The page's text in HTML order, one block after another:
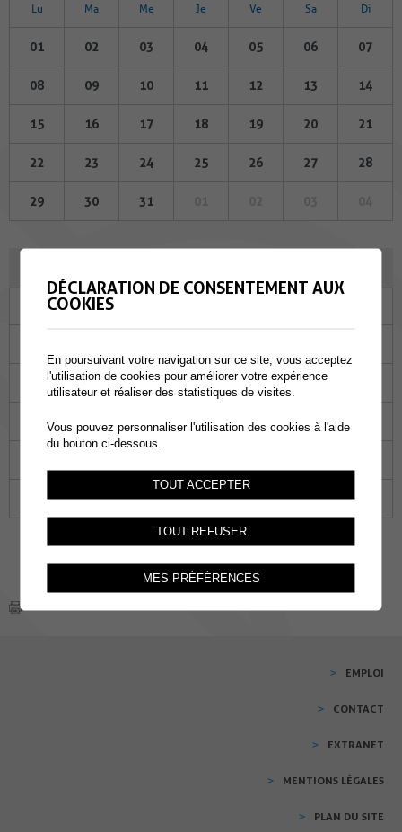
Lu Ma Me Je Ve Sa Di
01 02 03 04 05 06 07
08 09 10 11 12 13 14
15 16 17 18 19 20 21
22 23 24 25 26 27 28
29 30 31
Ma
06 07 08 09 10
15 16 17
27 28 29 30 01
EMPLOI
CONTACT
EXTRANET
MENTIONS LÉGALES
PLAN DU SITE
DÉCLARATION DE CONSENTEMENT AUX
COOKIES
En poursuivant votre navigation sur ce site, vous acceptez
l'utilisation de cookies pour améliorer votre expérience
utilisateur et réaliser des statistiques de visites.
Vous pouvez personnaliser l'utilisation des cookies à l'aide
du bouton ci-dessous.
TOUT ACCEPTER
TOUT REFUSER
MES PRÉFÉRENCES